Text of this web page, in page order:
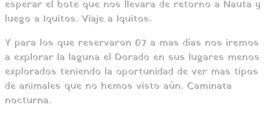
esperar el bote que nos llevara de retorno a Nauta y
luego a Iquitos. Viaje a Iquitos.
Y para los que reservaron 07 a mas días nos iremos
a explorar la laguna el Dorado en sus lugares menos
explorados teniendo la oportunidad de ver mas tipos
de animales que no hemos visto aún. Caminata
nocturna.